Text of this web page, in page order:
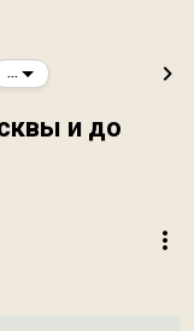
и до